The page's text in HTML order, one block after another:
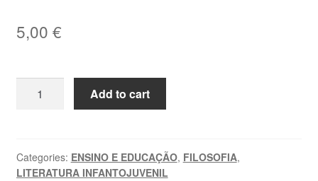
5,00 €
LIVROS
quantity
Add to cart
Categories: ENSINO E EDUCAÇÃO, FILOSOFIA,
LITERATURA INFANTOJUVENIL